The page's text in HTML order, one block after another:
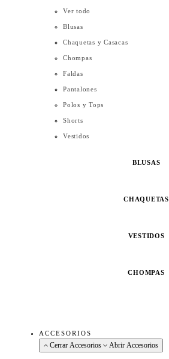
Ver todo
Blusas
Chaquetas y Casacas
Chompas
Faldas
Pantalones
Polos y Tops
Shorts
Vestidos
BLUSAS
CHAQUETAS
VESTIDOS
CHOMPAS
ACCESORIOS
Cerrar Accesorios Abrir Accesorios